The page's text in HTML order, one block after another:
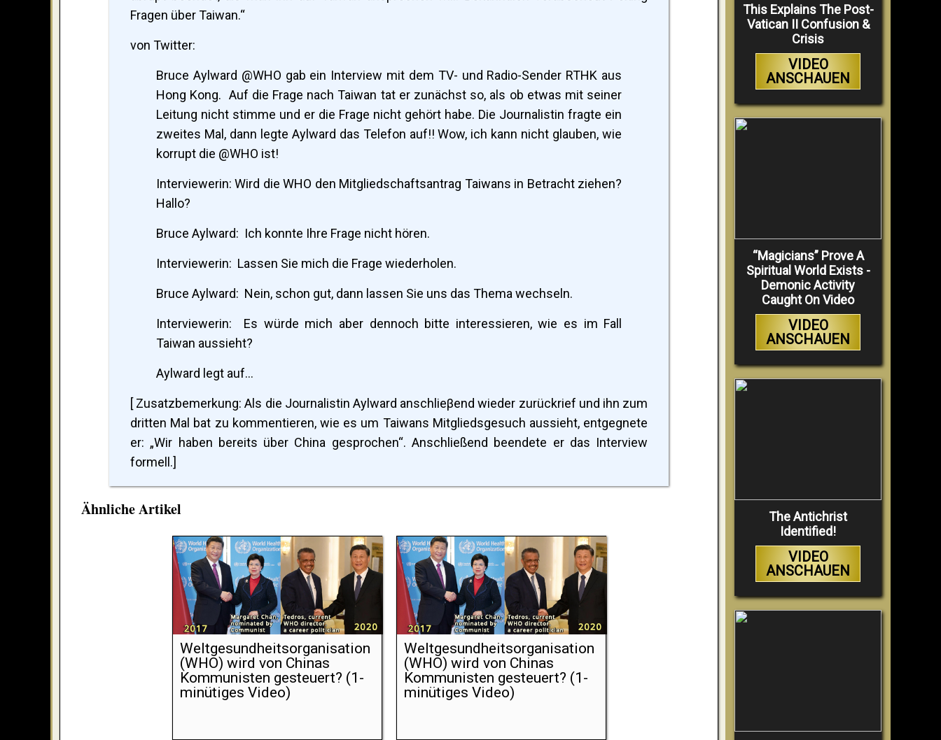
Fragen über Taiwan.“
von Twitter:
Bruce Aylward @WHO gab ein Interview mit dem TV- und Radio-Sender RTHK aus
Hong Kong. Auf die Frage nach Taiwan tat er zunächst so, als ob etwas mit seiner
Leitung nicht stimme und er die Frage nicht gehört habe. Die Journalistin fragte ein
zweites Mal, dann legte Aylward das Telefon auf!! Wow, ich kann nicht glauben, wie
korrupt die @WHO ist!
Interviewerin: Wird die WHO den Mitgliedschaftsantrag Taiwans in Betracht ziehen?
Hallo?
Bruce Aylward: Ich konnte Ihre Frage nicht hören.
Interviewerin: Lassen Sie mich die Frage wiederholen.
Bruce Aylward: Nein, schon gut, dann lassen Sie uns das Thema wechseln.
Interviewerin: Es würde mich aber dennoch bitte interessieren, wie es im Fall
Taiwan aussieht?
Aylward legt auf…
[ Zusatzbemerkung: Als die Journalistin Aylward anschlieβend wieder zurückrief und ihn zum
dritten Mal bat zu kommentieren, wie es um Taiwans Mitgliedsgesuch aussieht, entgegnete
er: „Wir haben bereits über China gesprochen“. Anschließend beendete er das Interview
formell.]
Ähnliche Artikel
Weltgesundheitsorganisation
(WHO) wird von Chinas
Kommunisten gesteuert? (1-
minütiges Video)
Weltgesundheitsorganisation
(WHO) wird von Chinas
Kommunisten gesteuert? (1-
minütiges Video)
This Explains The Post-
Vatican II Confusion &
Crisis
VIDEO
ANSCHAUEN
“Magicians” Prove A
Spiritual World Exists -
Demonic Activity
Caught On Video
VIDEO
ANSCHAUEN
The Antichrist
Identified!
VIDEO
ANSCHAUEN